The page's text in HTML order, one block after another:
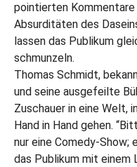
pointierten Kommentare
Absurditäten des
lassen das Publikum
schmunzeln.
Thomas Schmidt,
und seine ausgefeilte
Zuschauer in eine Welt,
Hand in Hand gehen.
nur eine Comedy-Show;
das Publikum mit einem